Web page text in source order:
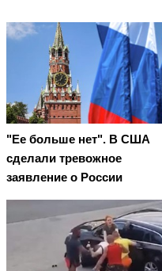
"Ее больше нет". В США
сделали тревожное
заявление о России